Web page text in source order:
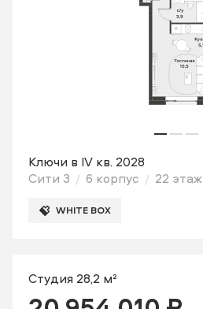
Ключи в IV кв. 2028
Сити 3
6 корпус 22 этаж
WHITE BOX
Студия 28,2 м²